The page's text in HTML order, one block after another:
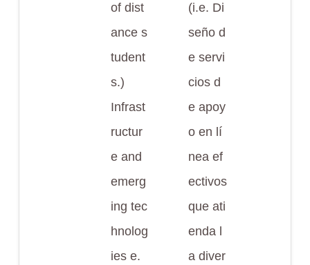
of dist
ance s
tudent
s.)
Infrast
ructur
e and
emerg
ing tec
hnolog
ies e.
(i.e. Di
seño d
e servi
cios d
e apoy
o en lí
nea ef
ectivos
que ati
enda l
a diver